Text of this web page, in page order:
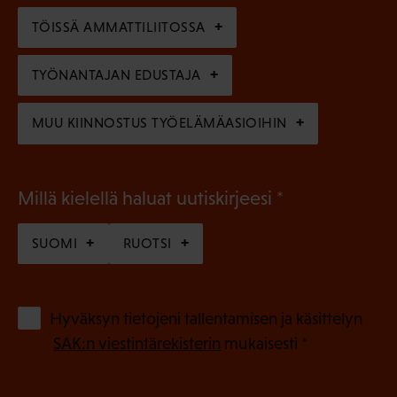
)
n
e
n
)
TÖISSÄ AMMATTILIITOSSA
TYÖNANTAJAN EDUSTAJA
MUU KIINNOSTUS TYÖELÄMÄASIOIHIN
Millä kielellä haluat uutiskirjeesi
o
l
SUOMI RUOTSI
Hyväksyn tietojeni tallentamisen ja käsittelyn
SAK:n viestintärekisterin mukaisesti *